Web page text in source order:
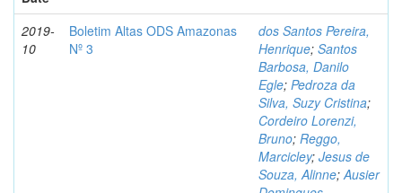
2019-
10
Boletim Altas ODS Amazonas
Nº 3
dos Santos Pereira,
Henrique; Santos
Barbosa, Danilo
Egle; Pedroza da
Silva, Suzy Cristina;
Cordeiro Lorenzi,
Bruno; Reggo,
Marcicley; Jesus de
Souza, Alinne;Ausier